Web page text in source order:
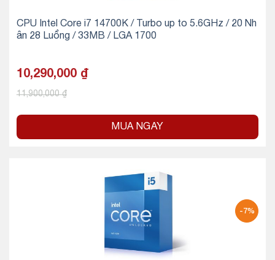
CPU Intel Core i7 14700K / Turbo up to 5.6GHz / 20 Nh
ân 28 Luồng / 33MB / LGA 1700
10,290,000 ₫
11,900,000₫
MUA NGAY
-7%